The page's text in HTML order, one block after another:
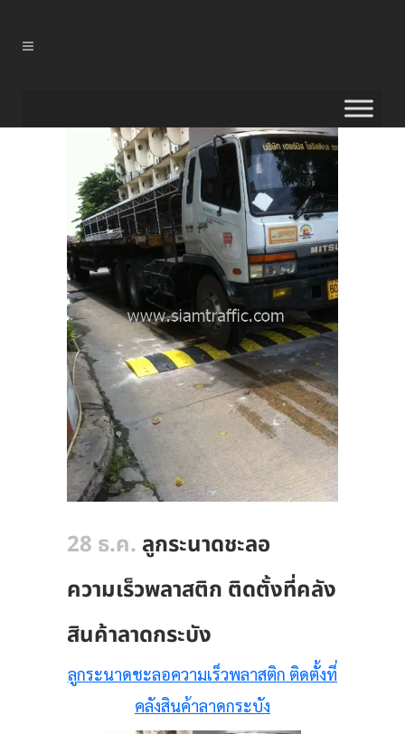
28 ธ.ค. ลูกระนาดชะลอ
ความเร็วพลาสติก ติดตั้งที่คลัง
สินค้าลาดกระบัง
ลูกระนาดชะลอความเร็วพลาสติก ติดตั้งที่
คลังสินค้าลาดกระบัง